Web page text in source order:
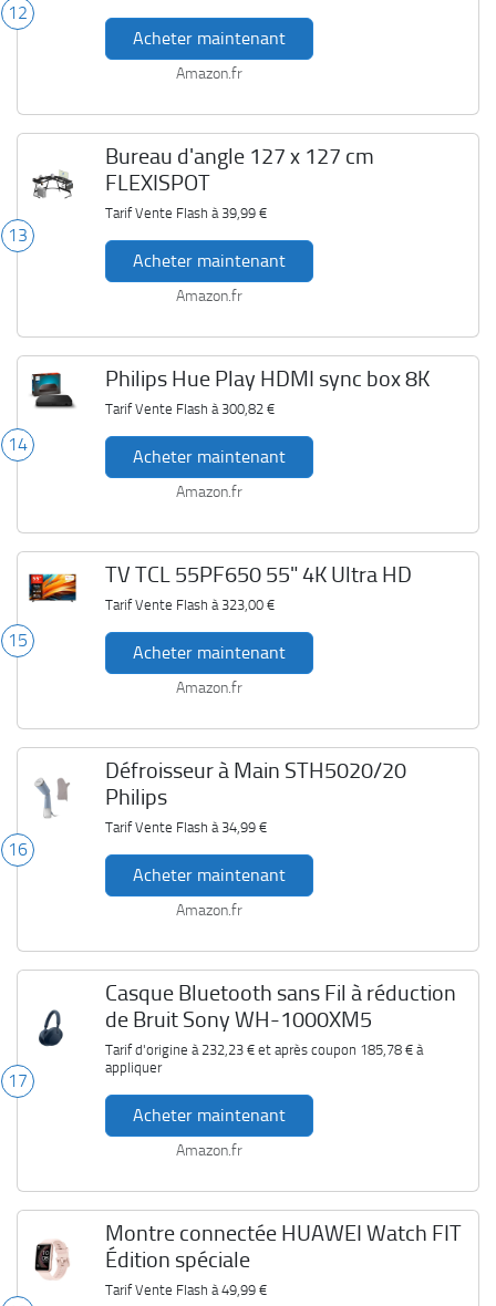
12
Acheter maintenant
Amazon.fr
13
Bureau d'angle 127 x 127 cm
FLEXISPOT
Tarif Vente Flash à 39,99 €
Acheter maintenant
Amazon.fr
14
Philips Hue Play HDMI sync box 8K
Tarif Vente Flash à 300,82 €
Acheter maintenant
Amazon.fr
15
TV TCL 55PF650 55" 4K Ultra HD
Tarif Vente Flash à 323,00 €
Acheter maintenant
Amazon.fr
16
Défroisseur à Main STH5020/20
Philips
Tarif Vente Flash à 34,99 €
Acheter maintenant
Amazon.fr
17
Casque Bluetooth sans Fil à réduction
de Bruit Sony WH-1000XM5
Tarif d'origine à 232,23 €et après coupon 185,78 €à
appliquer
Acheter maintenant
Amazon.fr
Montre connectée HUAWEI Watch FIT
Édition spéciale
Tarif Vente Flash à49,99 €